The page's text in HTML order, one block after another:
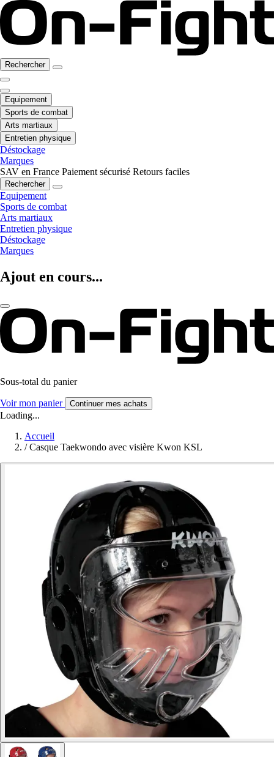
Rechercher
Equipement
Sports de combat
Arts martiaux
Entretien physique
Déstockage
Marques
SAV en France Paiement sécurisé Retours faciles
Rechercher
Equipement
Sports de combat
Arts martiaux
Entretien physique
Déstockage
Marques
Ajout en cours...
Sous-total du panier
Voir mon panier Continuer mes achats
Loading...
Accueil
/ Casque Taekwondo avec visière Kwon KSL